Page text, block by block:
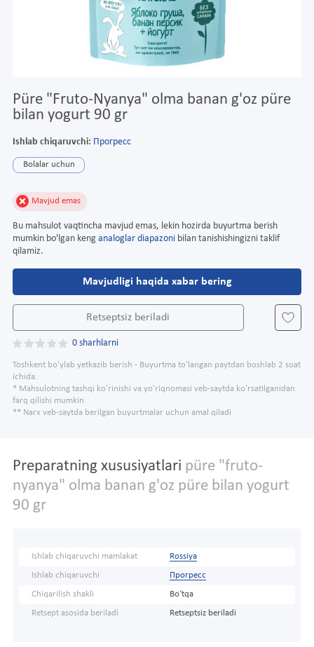
Püre "Fruto-Nyanya" olma banan g'oz püre
bilan yogurt 90 gr
Ishlab chiqaruvchi: Прогресс
Bolalar uchun
Mavjud emas
Bu mahsulot vaqtincha mavjud emas, lekin hozirda buyurtma berish
mumkin bo'lgan keng analoglar diapazoni bilan tanishishingizni taklif
qilamiz.
Mavjudligi haqida xabar bering
Retseptsiz beriladi
0 sharhlarni
Toshkent bo'ylab yetkazib berish - Buyurtma to'langan paytdan boshlab 2 soat
ichida.
* Mahsulotning tashqi ko'rinishi va yo'riqnomasi veb-saytda ko'rsatilganidan
farq qilishi mumkin
** Narx veb-saytda berilgan buyurtmalar uchun amal qiladi
Preparatning xususiyatlari püre "fruto-
nyanya" olma banan g'oz püre bilan yogurt
90 gr
Ishlab chiqaruvchi mamlakat Rossiya
Ishlab chiqaruvchi Прогресс
Chiqarilish shakli Bo‘tqa
Retsept asosida beriladi Retseptsiz beriladi